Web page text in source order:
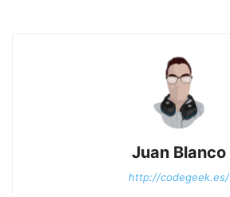
Juan Blanco
http://codegeek.es/